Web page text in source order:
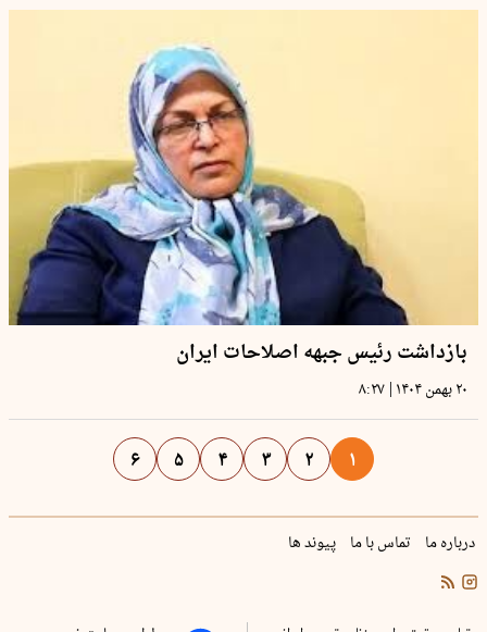
بازداشت رئیس جبهه اصلاحات ایران
۲۰ بهمن ۱۴۰۴ | ۸:۲۷
۱ ۲ ۳ ۴ ۵ ۶
درباره ما تماس با ما پیوند ها